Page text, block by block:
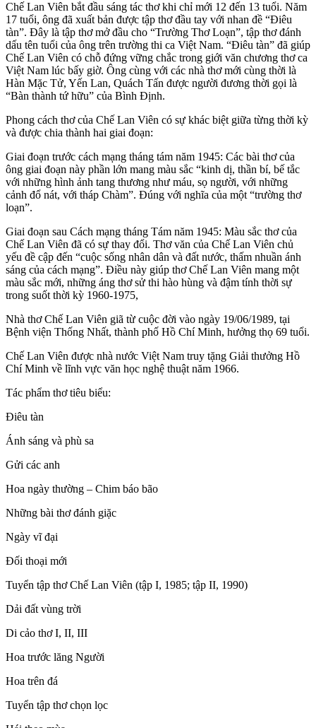
Chế Lan Viên bắt đầu sáng tác thơ khi chỉ mới 12 đến 13 tuổi. Năm
17 tuổi, ông đã xuất bản được tập thơ đầu tay với nhan đề “Điêu
tàn”. Đây là tập thơ mở đầu cho “Trường Thơ Loạn”, tập thơ đánh
dấu tên tuổi của ông trên trường thi ca Việt Nam. “Điêu tàn” đã giúp
Chế Lan Viên có chỗ đứng vững chắc trong giới văn chương thơ ca
Việt Nam lúc bấy giờ. Ông cùng với các nhà thơ mới cùng thời là
Hàn Mặc Tử, Yến Lan, Quách Tấn được người đương thời gọi là
“Bàn thành tứ hữu” của Bình Định.
Phong cách thơ của Chế Lan Viên có sự khác biệt giữa từng thời kỳ
và được chia thành hai giai đoạn:
Giai đoạn trước cách mạng tháng tám năm 1945: Các bài thơ của
ông giai đoạn này phần lớn mang màu sắc “kinh dị, thần bí, bế tắc
với những hình ảnh tang thương như máu, sọ người, với những
cảnh đổ nát, với tháp Chàm”. Đúng với nghĩa của một “trường thơ
loạn”.
Giai đoạn sau Cách mạng tháng Tám năm 1945: Màu sắc thơ của
Chế Lan Viên đã có sự thay đổi. Thơ văn của Chế Lan Viên chủ
yếu đề cập đến “cuộc sống nhân dân và đất nước, thấm nhuần ánh
sáng của cách mạng”. Điều này giúp thơ Chế Lan Viên mang một
màu sắc mới, những áng thơ sử thi hào hùng và đậm tính thời sự
trong suốt thời kỳ 1960-1975,
Nhà thơ Chế Lan Viên giã từ cuộc đời vào ngày 19/06/1989, tại
Bệnh viện Thống Nhất, thành phố Hồ Chí Minh, hưởng thọ 69 tuổi.
Chế Lan Viên được nhà nước Việt Nam truy tặng Giải thưởng Hồ
Chí Minh về lĩnh vực văn học nghệ thuật năm 1966.
Tác phẩm thơ tiêu biểu:
Điêu tàn
Ánh sáng và phù sa
Gửi các anh
Hoa ngày thường – Chim báo bão
Những bài thơ đánh giặc
Ngày vĩ đại
Đối thoại mới
Tuyển tập thơ Chế Lan Viên (tập I, 1985; tập II, 1990)
Dải đất vùng trời
Di cảo thơ I, II, III
Hoa trước lăng Người
Hoa trên đá
Tuyển tập thơ chọn lọc